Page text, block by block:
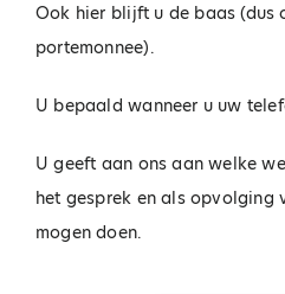
Ook hier blijft u de baas (dus
portemonnee).
U bepaald wanneer u uw
U geeft aan ons aan welke
het gesprek en als opvolging
mogen doen.